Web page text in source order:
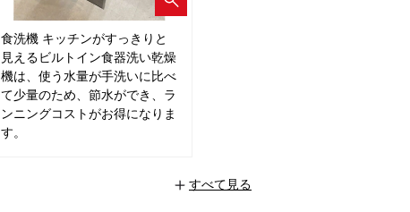
食洗機 キッチンがすっきりと
見えるビルトイン食器洗い乾燥
機は、使う水量が手洗いに比べ
て少量のため、節水ができ、ラ
ンニングコストがお得になりま
す。
+ すべて見る